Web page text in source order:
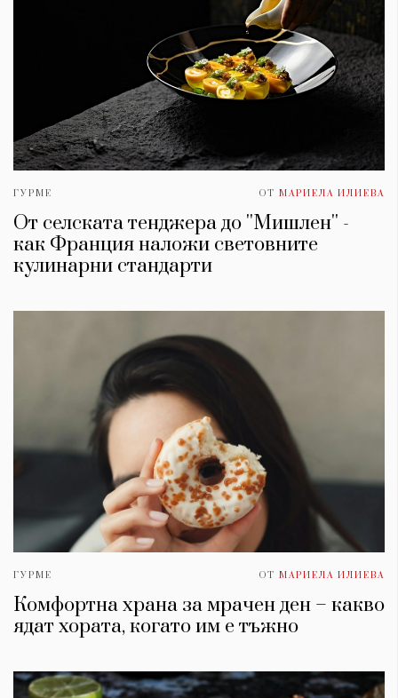
ГУРМЕ ОТ МАРИЕЛА ИЛИЕВА
От селската тенджера до ''Мишлен'' -
как Франция наложи световните
кулинарни стандарти
ГУРМЕ ОТ МАРИЕЛА ИЛИЕВА
Комфортна храна за мрачен ден – какво
ядат хората, когато им е тъжно